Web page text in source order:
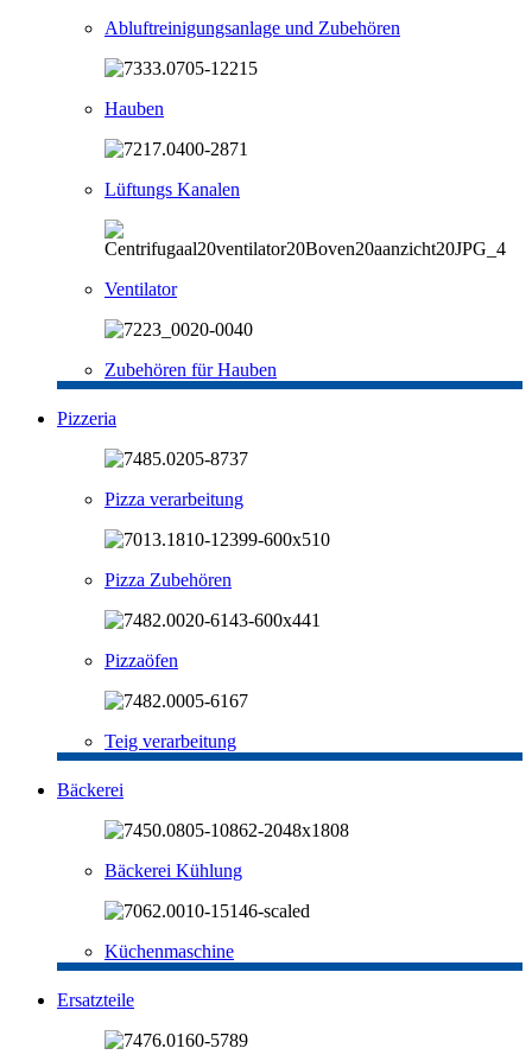
Abluftreinigungsanlage und Zubehören
Hauben
Lüftungs Kanalen
Ventilator
Zubehören für Hauben
Pizzeria
Pizza verarbeitung
Pizza Zubehören
Pizzaöfen
Teig verarbeitung
Bäckerei
Bäckerei Kühlung
Küchenmaschine
Ersatzteile